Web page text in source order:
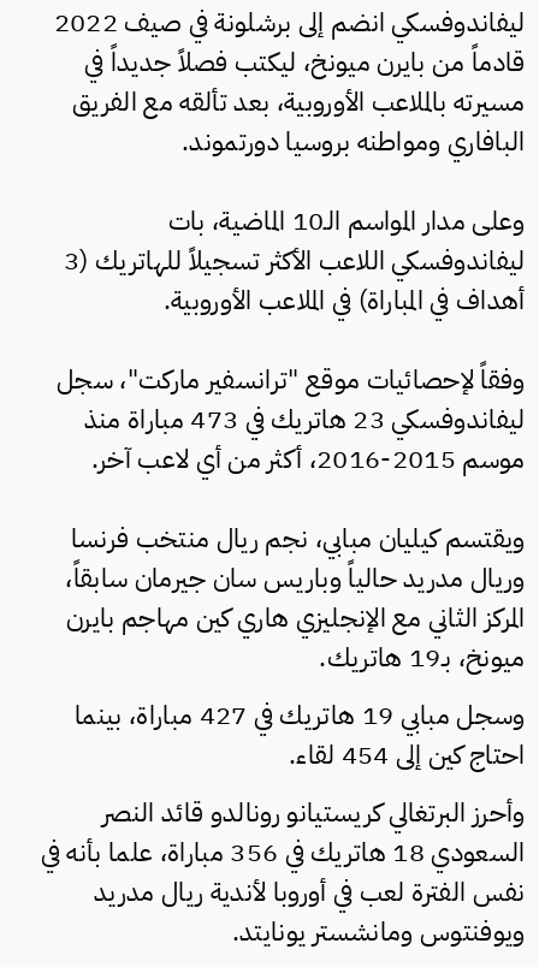
ليفاندوفسكي انضم إلى برشلونة في صيف 2022
قادماً من بايرن ميونخ، ليكتب فصلاً جديداً في
مسيرته بالملاعب الأوروبية، بعد تألقه مع الفريق
البافاري ومواطنه بروسيا دورتموند.
وعلى مدار المواسم الـ10 الماضية، بات
ليفاندوفسكي اللاعب الأكثر تسجيلاً للهاتريك (3
أهداف في المباراة) في الملاعب الأوروبية.
وفقاً لإحصائيات موقع "ترانسفير ماركت"، سجل
ليفاندوفسكي 23 هاتريك في 473 مباراة منذ
موسم 2015-2016، أكثر من أي لاعب آخر.
ويقتسم كيليان مبابي، نجم ريال منتخب فرنسا
وريال مدريد حالياً وباريس سان جيرمان سابقاً،
المركز الثاني مع الإنجليزي هاري كين مهاجم بايرن
ميونخ، بـ19 هاتريك.
وسجل مبابي 19 هاتريك في 427 مباراة، بينما
احتاج كين إلى 454 لقاء.
وأحرز البرتغالي كريستيانو رونالدو قائد النصر
السعودي 18 هاتريك في 356 مباراة، علما بأنه في
نفس الفترة لعب في أوروبا لأندية ريال مدريد
ويوفنتوس ومانشستر يونايتد.